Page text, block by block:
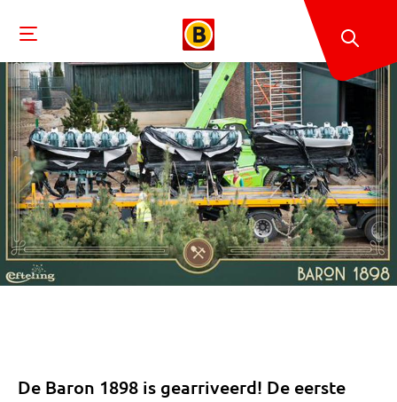
De Baron 1898 is gearriveerd! De eerste